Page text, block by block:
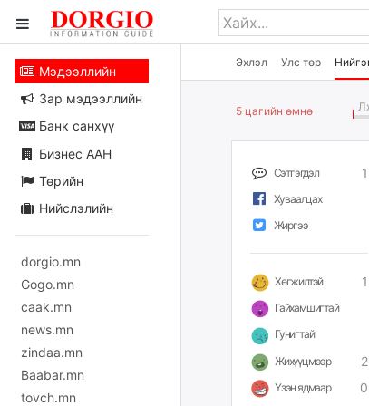
Эхлэл Улс төр
Мэдээллийн
Зар мэдээллийн
Банк санхүү
Бизнес ААН
Төрийн
Нийслэлийн
dorgio.mn
Gogo.mn
caak.mn
news.mn
zindaa.mn
Baabar.mn
tovch.mn
5 цагийн өмнө
Сэтгэгдэл 1
Хуваалцах
Жиргээ
Хөгжилтэй 1
Гайхамшигтай
Гунигтай
Жихүүцмээр
2
Үзэн ядмаар 0